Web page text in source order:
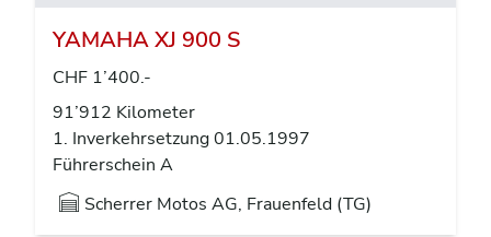
YAMAHA XJ 900 S
CHF 1’400.-
91’912 Kilometer
1. Inverkehrsetzung 01.05.1997
Führerschein A
Scherrer Motos AG, Frauenfeld (TG)